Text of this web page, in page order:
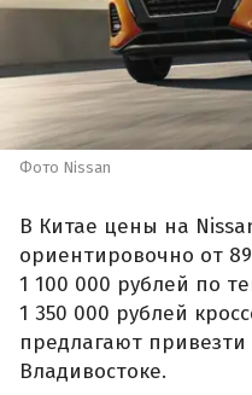
Фото Nissan
В Китае цены на
ориентировочно от
1 100 000 рублей по
1 350 000 рублей
предлагают привезти
Владивостоке.